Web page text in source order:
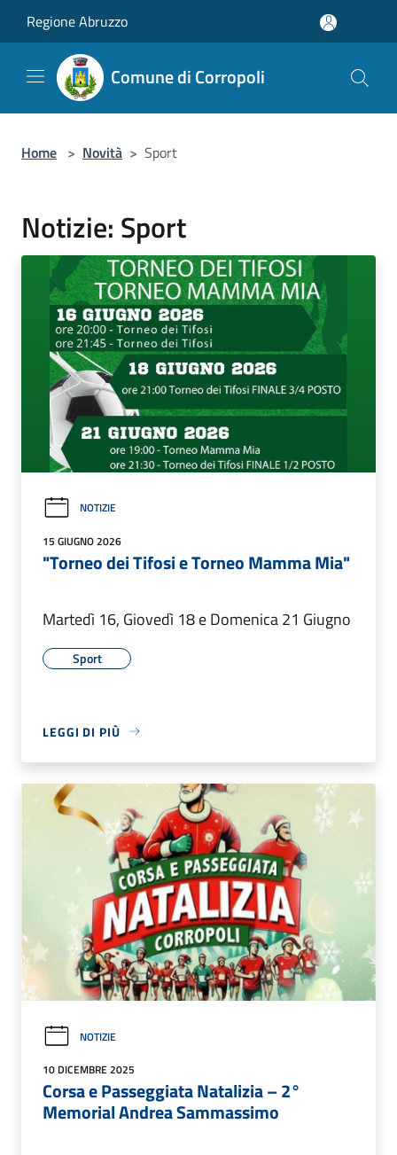
Regione Abruzzo
Comune di Corropoli
Home > Novità > Sport
Notizie: Sport
NOTIZIE
15 GIUGNO 2026
"Torneo dei Tifosi e Torneo Mamma Mia"
Martedì 16, Giovedì 18 e Domenica 21 Giugno
Sport
LEGGI DI PIÙ
NOTIZIE
10 DICEMBRE 2025
Corsa e Passeggiata Natalizia – 2°
Memorial Andrea Sammassimo